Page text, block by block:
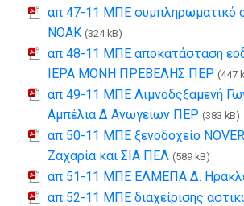
απ 47-11 ΜΠΕ συμπληρωματικό
ΝΟΑΚ (324 kB)
απ 48-11 ΜΠΕ αποκατάσταση
ΙΕΡΑ ΜΟΝΗ ΠΡΕΒΕΛΗΣ ΠΕΡ (447
απ 49-11 ΜΠΕ Λιμνοδςξαμενή
Αμπέλια Δ Ανωγείων ΠΕΡ (383 kB)
απ 50-11 ΜΠΕ ξενοδοχείο
Ζαχαρία και ΣΙΑ ΠΕΛ (589 kB)
απ 51-11 ΜΠΕ ΕΛΜΕΠΑ Δ.
απ 52-11 ΜΠΕ διαχείρισης